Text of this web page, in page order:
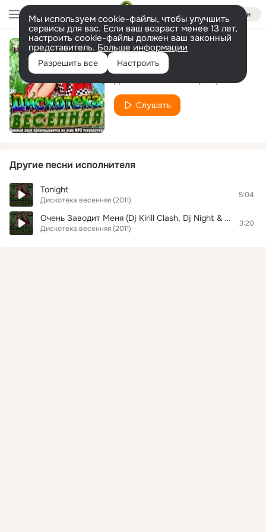
Войти
Мы используем cookie-файлы, чтобы улучшить
сервисы для вас. Если ваш возраст менее 13 лет,
настроить cookie-файлы должен ваш законный
представитель. Больше информации
Разрешить все Настроить
Mr Saxobeat
Слушать
Другие песни исполнителя
Tonight
Дискотека весенняя (2011)
5:04
Очень Заводит Меня (Dj Kirill Clash, Dj Night & Dj Dmitry Nema Remix)
Дискотека весенняя (2011)
3:20